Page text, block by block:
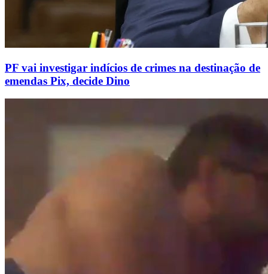
PF vai investigar indícios de crimes na destinação de
emendas Pix, decide Dino